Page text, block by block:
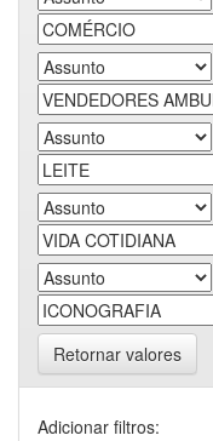
Retornar valores
Adicionar filtros: